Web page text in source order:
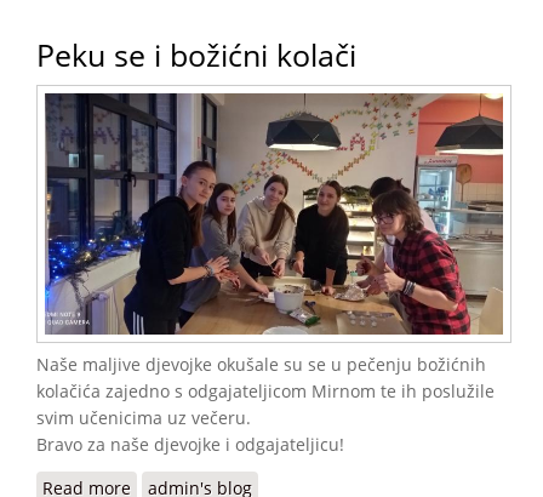
Peku se i božićni kolači
Naše maljive djevojke okušale su se u pečenju božićnih
kolačića zajedno s odgajateljicom Mirnom te ih poslužile
svim učenicima uz večeru.
Bravo za naše djevojke i odgajateljicu!
Read more about Peku se i božićni kolači
admin's blog